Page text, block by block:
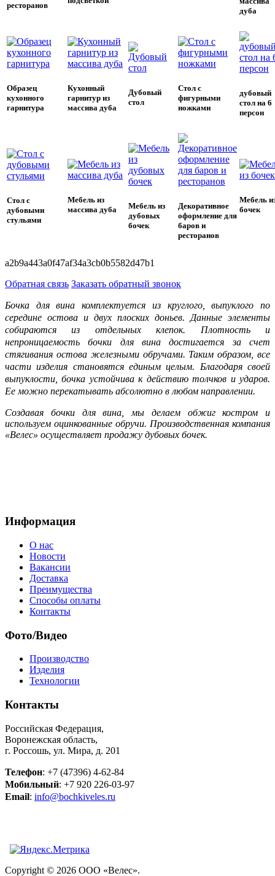
ресторанов
дуба
Образец
кухонного
гарнитура
Кухонный
гарнитур из
массива дуба
Дубовый
стол
Стол с
фигурными
ножками
дубовый
стол на 6
персон
Стол с
дубовыми
стульями
Мебель из
массива дуба
Мебель из
дубовых
бочек
Декоративное
оформление для
баров и
ресторанов
Мебель
бочек
a2b9a443a0f47af34a3cb0b5582d47b1
Обратная связь Заказать обратный звонок
Бочка для вина комплектуется из круглого, выпуклого по
середине остова и двух плоских доньев. Данные элементы
собираются из отдельных клепок. Плотность и
непроницаемость бочки для вина достигается за счет
стягивания остова железными обручами. Таким образом, все
части изделия становятся единым целым. Благодаря своей
выпуклости, бочка устойчива к действию толчков и ударов.
Ее можно перекатывать абсолютно в любом направлении.
Создавая бочки для вина, мы делаем обжиг костром и
используем оцинкованные обручи. Производственная компания
«Велес» осуществляет продажу дубовых бочек.
Информация
О нас
Новости
Вакансии
Доставка
Преимущества
Способы оплаты
Контакты
Фото/Видео
Производство
Изделия
Технологии
Контакты
Российская Федерация,
Воронежская область,
г. Россошь, ул. Мира, д. 201
Телефон: +7 (47396) 4-62-84
Мобильный: +7 920 226-03-97
Email: info@bochkiveles.ru
Copyright © 2026 ООО «Велес».